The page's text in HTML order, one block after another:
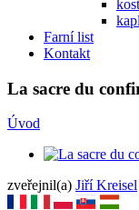
Farní list
Kontakt
La sacre du
Úvod
zveřejnil(a) Jiří Kreisel